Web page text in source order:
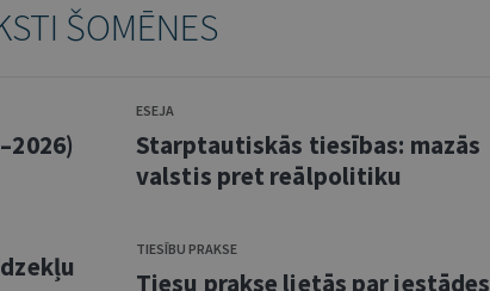
ŠOMĒNES
ESEJA
Starptautiskās tiesības: mazās
valstis pret reālpolitiku
TIESĪBU PRAKSE
Tiesu prakse lietās par iestādes